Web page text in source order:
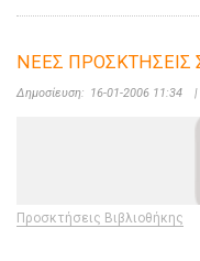
ΝΕΕΣ ΠΡΟΣΚΤΗΣΕΙΣ
Δημοσίευση: 16-01-2006 11:34 |
Προσκτήσεις Βιβλιοθήκης